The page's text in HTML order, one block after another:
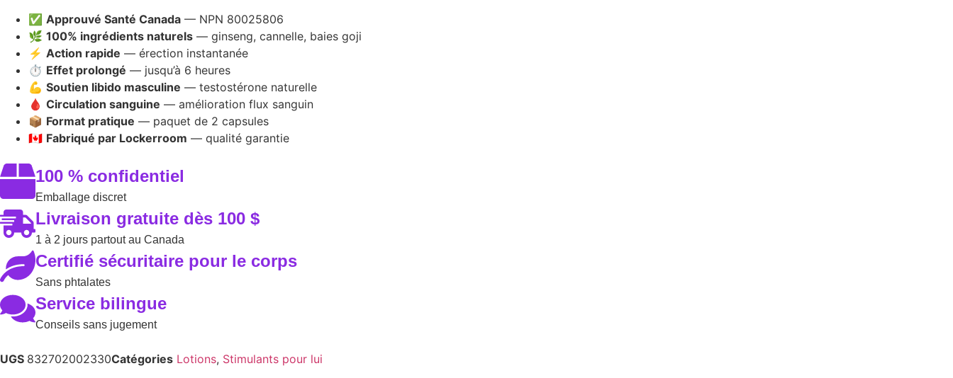
✅ Approuvé Santé Canada — NPN 80025806
🌿 100% ingrédients naturels — ginseng, cannelle, baies goji
⚡ Action rapide — érection instantanée
⏱️ Effet prolongé — jusqu’à 6 heures
💪 Soutien libido masculine — testostérone naturelle
🩸 Circulation sanguine — amélioration flux sanguin
📦 Format pratique — paquet de 2 capsules
🇨🇦 Fabriqué par Lockerroom — qualité garantie
100 % confidentiel
Emballage discret
Livraison gratuite dès 100 $
1 à 2 jours partout au Canada
Certifié sécuritaire pour le corps
Sans phtalates
Service bilingue
Conseils sans jugement
UGS 832702002330Catégories Lotions, Stimulants pour lui